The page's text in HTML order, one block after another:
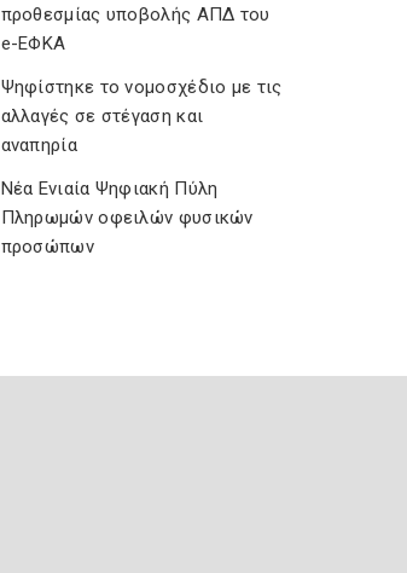
προθεσμίας υποβολής ΑΠΔ του
e-ΕΦΚΑ
Ψηφίστηκε το νομοσχέδιο με τις
αλλαγές σε στέγαση και
αναπηρία
Νέα Ενιαία Ψηφιακή Πύλη
Πληρωμών οφειλών φυσικών
προσώπων